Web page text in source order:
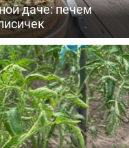
даче: печем